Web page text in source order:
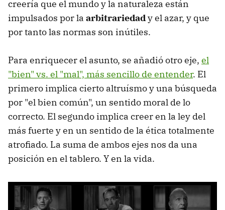
creería que el mundo y la naturaleza están
impulsados por la arbitrariedady el azar, y que
por tanto las normas son inútiles.
Para enriquecer el asunto, se añadió otro eje, el
"bien" vs. el "mal", más sencillo de entender. El
primero implica cierto altruísmo y una búsqueda
por "el bien común", un sentido moral de lo
correcto. El segundo implica creer en la ley del
más fuerte y en un sentido de la ética totalmente
atrofiado. La suma de ambos ejes nos da una
posición en el tablero. Y en la vida.